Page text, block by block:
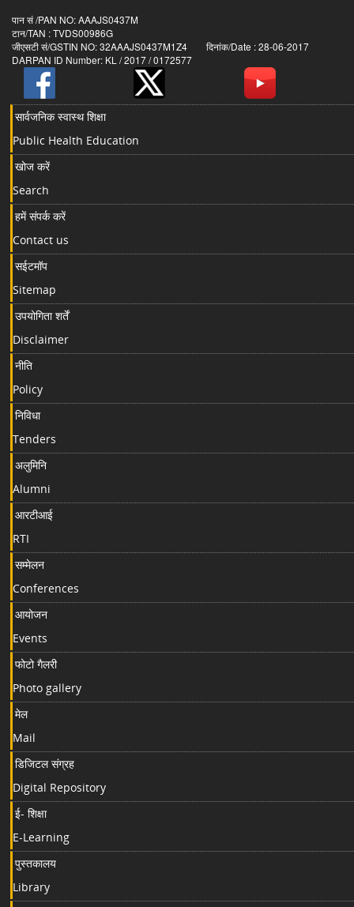
पान सं /PAN NO: AAAJS0437M
टान/TAN : TVDS00986G
जीएसटी सं/GSTIN NO: 32AAAJS0437M1Z4 दिनांक/Date : 28-06-2017
DARPAN ID Number: KL / 2017 / 0172577
सार्वजनिक स्वास्थ शिक्षा
Public Health Education
खोज करें
Search
हमें संपर्क करें
Contact us
सईटमॉप
Sitemap
उपयोगिता शर्तें
Disclaimer
नीति
Policy
निविधा
Tenders
अलुमिनि
Alumni
आरटीआई
RTI
सम्मेलन
Conferences
आयोजन
Events
फोटो गैलरी
Photo gallery
मेल
Mail
डिजिटल संग्रह
Digital Repository
ई- शिक्षा
E-Learning
पुस्तकालय
Library